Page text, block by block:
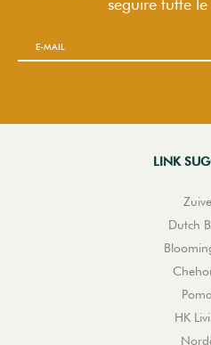
seguiretutte le
LINK
Dutch
HK